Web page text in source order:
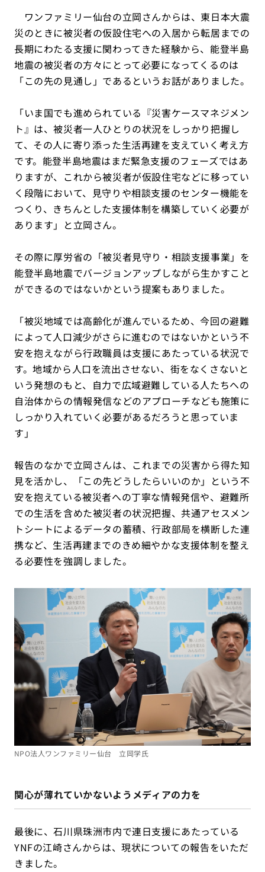
ワンファミリー仙台の立岡さんからは、東日本大震
災のときに被災者の仮設住宅への入居から転居までの
長期にわたる支援に関わってきた経験から、能登半島
地震の被災者の方々にとって必要になってくるのは
「この先の見通し」であるというお話がありました。
「いま国でも進められている『災害ケースマネジメン
ト』は、被災者一人ひとりの状況をしっかり把握し
て、その人に寄り添った生活再建を支えていく考え方
です。能登半島地震はまだ緊急支援のフェーズではあ
りますが、これから被災者が仮設住宅などに移ってい
く段階において、見守りや相談支援のセンター機能を
つくり、きちんとした支援体制を構築していく必要が
あります」と立岡さん。
その際に厚労省の「被災者見守り・相談支援事業」を
能登半島地震でバージョンアップしながら生かすこと
ができるのではないかという提案もありました。
「被災地域では高齢化が進んでいるため、今回の避難
によって人口減少がさらに進むのではないかという不
安を抱えながら行政職員は支援にあたっている状況で
す。地域から人口を流出させない、街をなくさないと
いう発想のもと、自力で広域避難している人たちへの
自治体からの情報発信などのアプローチなども施策に
しっかり入れていく必要があるだろうと思っていま
す」
報告のなかで立岡さんは、これまでの災害から得た知
見を活かし、「この先どうしたらいいのか」という不
安を抱えている被災者への丁寧な情報発信や、避難所
での生活を含めた被災者の状況把握、共通アセスメン
トシートによるデータの蓄積、行政部局を横断した連
携など、生活再建までのきめ細やかな支援体制を整え
る必要性を強調しました。
NPO法人ワンファミリー仙台 立岡学氏
関心が薄れていかないようメディアの力を
最後に、石川県珠洲市内で連日支援にあたっている
YNFの江崎さんからは、現状についての報告をいただ
きました。